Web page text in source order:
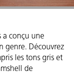
a conçu une
genre. Découvrez
les tons gris et
de